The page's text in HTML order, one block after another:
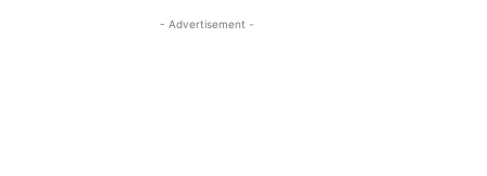
- Advertisement -